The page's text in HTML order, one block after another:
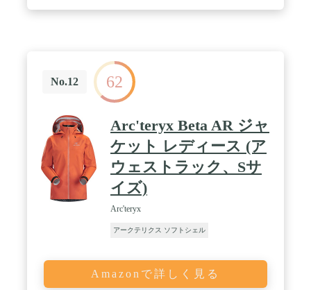
No.12 62
Arc'teryx Beta AR ジャ
ケット レディース (ア
ウェストラック、Sサ
イズ)
Arc'teryx
アークテリクス ソフトシェル
Amazonで詳しく見る